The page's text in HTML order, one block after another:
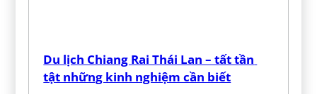
Du lịch Chiang Rai Thái Lan – tất tần
tật những kinh nghiệm cần biết